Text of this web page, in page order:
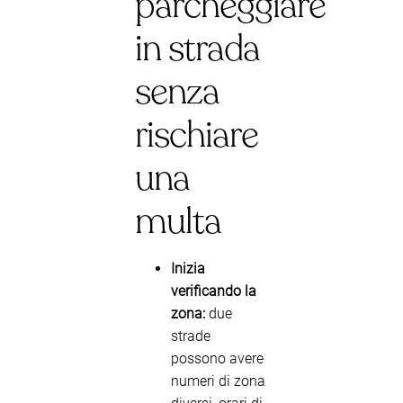
in strada
senza
rischiare
una
multa
Inizia
verificando la
zona: due
strade
possono avere
numeri di zona